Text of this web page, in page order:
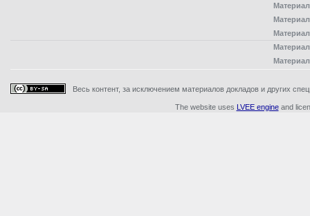
Весь контент, за исключением материалов докладов и других
The website uses LVEE engineand